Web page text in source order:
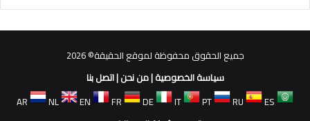
جميع الحقوق محفوظة لموقع الحقيقة© 2026
سياسة الخصوصية|من نحن|اتصل بنا
AR
NL EN FR DE IT PT RU
ES